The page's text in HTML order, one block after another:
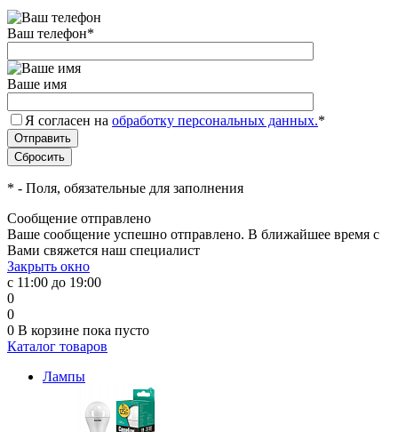
Ваш телефон*
Ваше имя
Я согласен на обработку персональных данных.*
* - Поля, обязательные для заполнения
Сообщение отправлено
Ваше сообщение успешно отправлено. В ближайшее время с
Вами свяжется наш специалист
Закрыть окно
с 11:00 до 19:00
0
0
0 В корзине пока пусто
Каталог товаров
Лампы